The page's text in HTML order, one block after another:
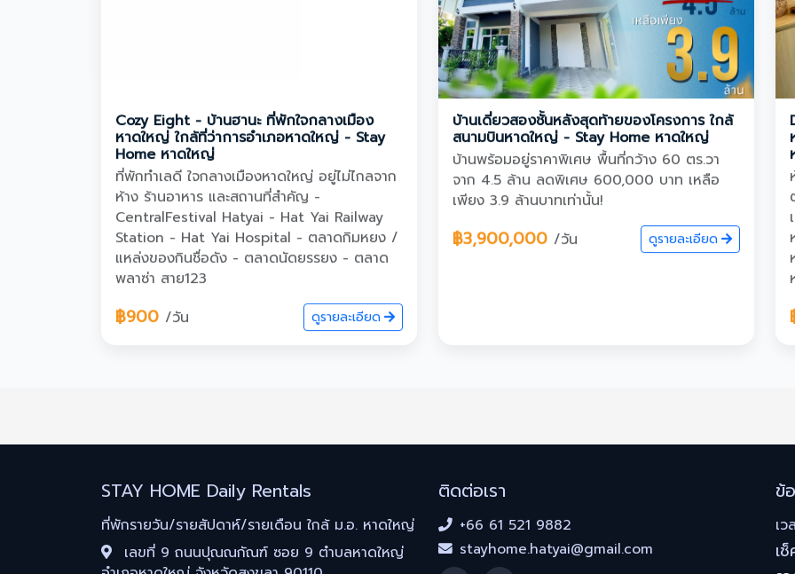
Cozy Eight - บ้านฮานะ ที่พักใจกลางเมือง
หาดใหญ่ ใกล้ที่ว่าการอำเภอหาดใหญ่ - Stay
Home หาดใหญ่
ที่พักทำเลดี ใจกลางเมืองหาดใหญ่ อยู่ไม่ไกลจาก
ห้าง ร้านอาหาร และสถานที่สำคัญ -
CentralFestival Hatyai - Hat Yai Railway
Station - Hat Yai Hospital - ตลาดกิมหยง /
แหล่งของกินชื่อดัง - ตลาดนัดยรรยง - ตลาด
พลาซ่า สาย123
฿900 /วัน ดูรายละเอียด
บ้านเดี่ยวสองชั้นหลังสุดท้ายของโครงการ ใกล้
สนามบินหาดใหญ่ - Stay Home หาดใหญ่
บ้านพร้อมอยู่ราคาพิเศษ พื้นที่กว้าง 60 ตร.วา
จาก 4.5 ล้าน ลดพิเศษ 600,000 บาท เหลือ
เพียง 3.9 ล้านบาทเท่านั้น!
฿3,900,000 /วัน ดูรายละเอียด
STAY HOME Daily Rentals
ที่พักรายวัน/รายสัปดาห์/รายเดือน ใกล้ ม.อ. หาดใหญ่
เลขที่ 9 ถนนปุณณกัณฑ์ ซอย 9 ตำบลหาดใหญ่
ติดต่อเรา
+66 61 521 9882
stayhome.hatyai@gmail.com
ข้
เ
เ